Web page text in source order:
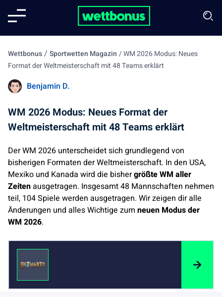
Wettbonus/ Sportwetten Magazin /WM 2026 Modus: Neues
Format der Weltmeisterschaft mit 48 Teams erklärt
Benjamin D.
WM 2026 Modus: Neues Format der
Weltmeisterschaft mit 48 Teams erklärt
Der WM 2026 unterscheidet sich grundlegend von
bisherigen Formaten der Weltmeisterschaft. In den USA,
Mexiko und Kanada wird die bishergrößte WM aller
Zeitenausgetragen. Insgesamt 48 Mannschaften nehmen
teil, 104 Spiele werden ausgetragen. Wir zeigen dir alle
Änderungen und alles Wichtige zum neuen Modus der
WM 2026.